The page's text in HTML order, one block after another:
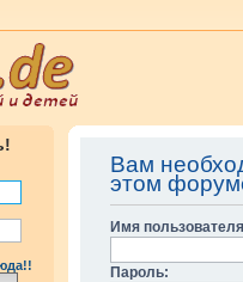
Вам
этом
Имя
Пароль: